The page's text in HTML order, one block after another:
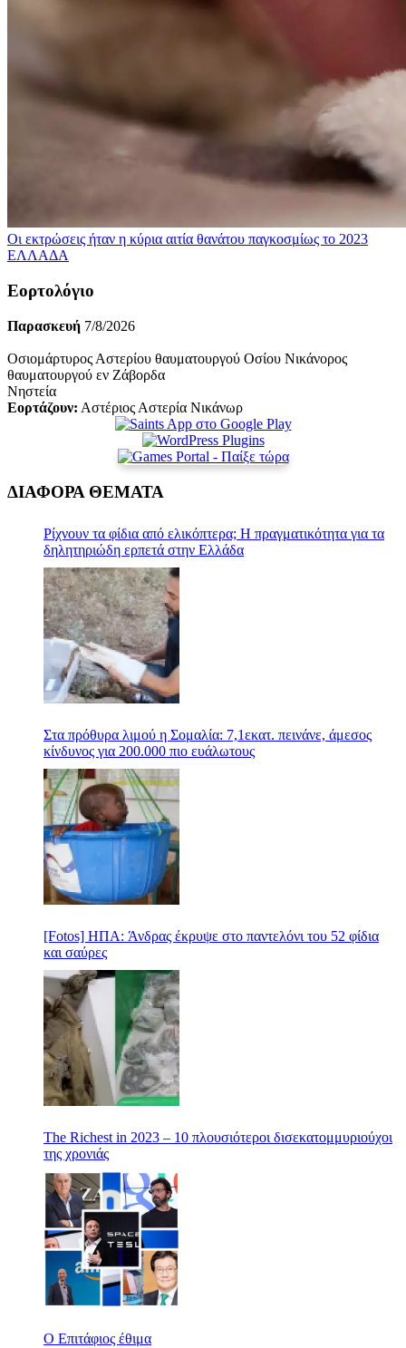
Οι εκτρώσεις ήταν η κύρια αιτία θανάτου παγκοσμίως το 2023
ΕΛΛΑΔΑ
Εορτολόγιο
Παρασκευή 7/8/2026
Οσιομάρτυρος Αστερίου θαυματουργού Οσίου Νικάνορος
θαυματουργού εν Ζάβορδα
Νηστεία
Εορτάζουν: Αστέριος Αστερία Νικάνωρ
ΔΙΑΦΟΡΑ ΘΕΜΑΤΑ
Ρίχνουν τα φίδια από ελικόπτερα; Η πραγματικότητα για τα
δηλητηριώδη ερπετά στην Ελλάδα
Στα πρόθυρα λιμού η Σομαλία: 7,1εκατ. πεινάνε, άμεσος
κίνδυνος για 200.000 πιο ευάλωτους
[Fotos] ΗΠΑ: Άνδρας έκρυψε στο παντελόνι του 52 φίδια
και σαύρες
The Richest in 2023 – 10 πλουσιότεροι δισεκατομμυριούχοι
της χρονιάς
Ο Επιτάφιος έθιμα